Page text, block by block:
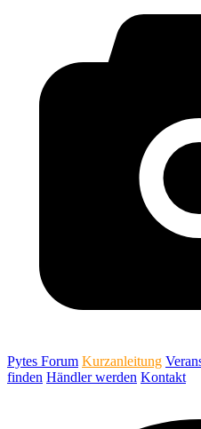
Pytes Forum Kurzanleitung
finden Händler werden Kontakt